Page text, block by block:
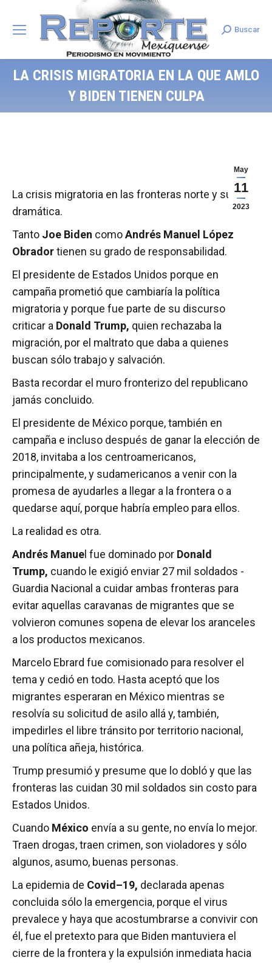
Search:
Buscar
LA CRISIS MIGRATORIA EN LA QUE AMLO
Y BIDEN TIENEN CULPA
May
11
2023
La crisis migratoria en las fronteras norte y sur es
dramática.
Tanto Joe Biden comoAndrés Manuel López
Obradortienen su grado de responsabilidad.
El presidente de Estados Unidos porque en
campaña prometió que cambiaría la política
migratoria y porque fue parte de su discurso
criticar a Donald Trump, quien rechazaba la
migración, por el maltrato que daba a quienes
buscan sólo trabajo y salvación.
Basta recordar el muro fronterizo del republicano
jamás concluido.
El presidente de México porque, también en
campaña e incluso después de ganar la elección de
2018, invitaba a los centroamericanos,
principalmente, y sudamericanos a venir con la
promesa de ayudarles a llegar a la frontera o a
quedarse aquí, porque habría empleo para ellos.
La realidad es otra.
Andrés Manue l fue dominado por Donald
Trump, cuando le exigió enviar 27 mil soldados ­
Guardia Nacional­ a cuidar ambas fronteras para
evitar aquellas caravanas de migrantes que se
volvieron comunes sopena de elevar los aranceles
a los productos mexicanos.
Marcelo Ebrard fue comisionado para resolver el
tema y cedió en todo. Hasta aceptó que los
migrantes esperaran en México mientras se
resolvía su solicitud de asilo allá y, también,
impedirles el libre tránsito por territorio nacional,
una política añeja, histórica.
Trump presumió y presume que lo dobló y que las
fronteras las cuidan 30 mil soldados sin costo para
Estados Unidos.
­Cuando México envía a su gente, no envía lo mejor.
Traen drogas, traen crimen, son violadores y sólo
algunos, asumo, buenas personas.
La epidemia de Covid–19, declarada apenas
concluida ­sólo la emergencia, porque el virus
prevalece y haya que acostumbrarse a convivir con
él­, fue el pretexto para que Biden mantuviera el
cierre de la frontera y la expulsión inmediata hacia